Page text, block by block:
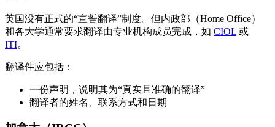
英国没有正式的“宣誓翻译”制度。但内政部（Home Office）
和各大学通常要求翻译由专业机构成员完成，如 CIOL 或
ITI。
翻译件应包括：
一份声明，说明其为“真实且准确的翻译”
翻译者的姓名、联系方式和日期